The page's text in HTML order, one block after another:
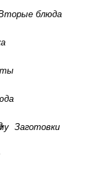
блюда
Заготовки